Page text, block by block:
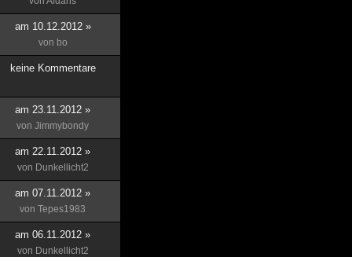
am 10.12.2012 »
von bo
keine Kommentare
am 23.11.2012 »
von Jimmybondy
am 22.11.2012 »
von Dunkellicht2
am 07.11.2012 »
von Tepes1983
am 06.11.2012 »
von Dunkellicht2